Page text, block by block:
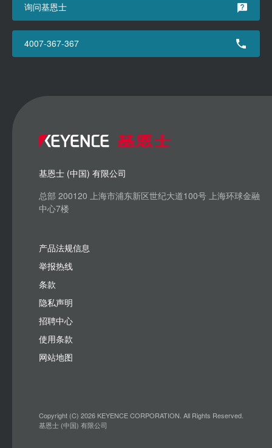
询问基恩士
4007-367-367
基恩士 (中国) 有限公司
总部 200120 上海市浦东新区世纪大道100号 上海环球金融
中心7楼
产品法规信息
举报热线
条款
隐私声明
招聘中心
使用条款
网站地图
Copyright (C) 2026 KEYENCE CORPORATION. All Rights Reserved.
基恩士 (中国) 有限公司